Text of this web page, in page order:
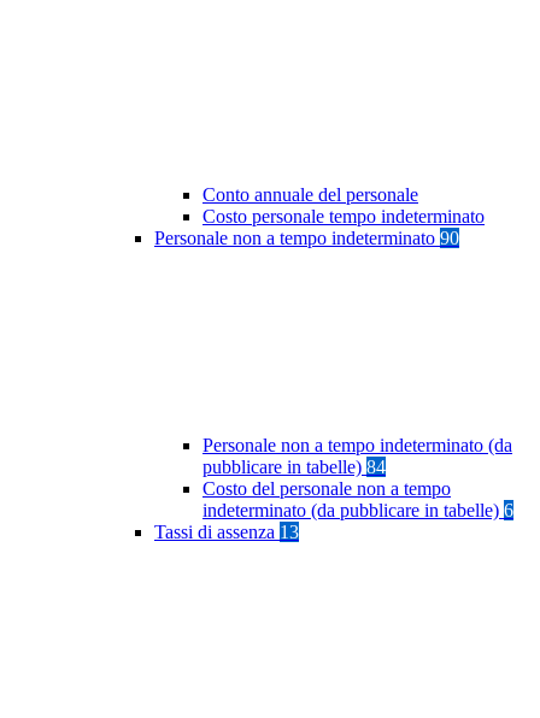
Conto annuale del personale
Costo personale tempo indeterminato
Personale non a tempo indeterminato 90
Personale non a tempo indeterminato (da
pubblicare in tabelle) 84
Costo del personale non a tempo
indeterminato (da pubblicare in tabelle) 6
Tassi di assenza 13